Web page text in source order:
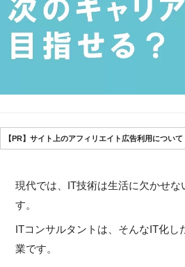
【PR】サイト上のアフィリエイト広告利用について
現代では、IT技術は生活に欠かせな
す。
ITコンサルタントは、そんなIT化
業です。